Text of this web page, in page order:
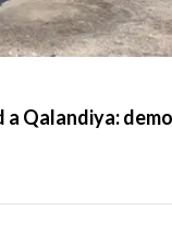
a Qalandiya: